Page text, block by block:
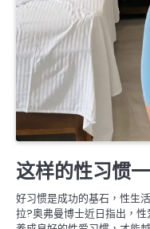
这样的性习惯
好习惯是成功的基石，性生
拉?奥弗曼博士近日指出，